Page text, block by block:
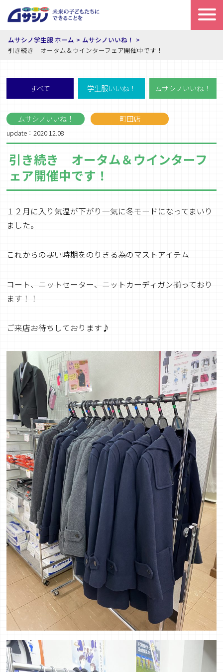
ムサシノ学生服 ホーム
ムサシノいいね！
引き続き オータム＆ウインターフェア開催中です！
すべて 学生服いいね！ ムサシノいいね！
ムサシノいいね！ 町田店
update：2020.12.08
引き続き オータム＆ウインターフ
ェア開催中です！
１２月に入り気温が下がり一気に冬モードになってまいり
ました。
これからの寒い時期をのりきる為のマストアイテム
コート、ニットセーター、ニットカーディガン揃っており
ます！！
ご来店お待ちしております♪